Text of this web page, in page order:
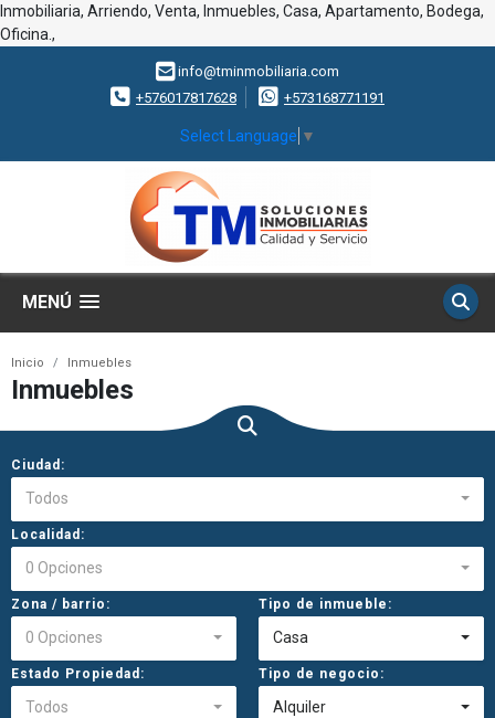
Inmobiliaria, Arriendo, Venta, Inmuebles, Casa, Apartamento, Bodega,
Oficina.,
info@tminmobiliaria.com
+576017817628
+573168771191
Select Language ▼
MENÚ
Inicio Inmuebles
Inmuebles
Ciudad:
Todos
Localidad:
0 Opciones
Zona / barrio:
0 Opciones
Tipo de inmueble:
Casa
Estado Propiedad:
Todos
Tipo de negocio:
Alquiler